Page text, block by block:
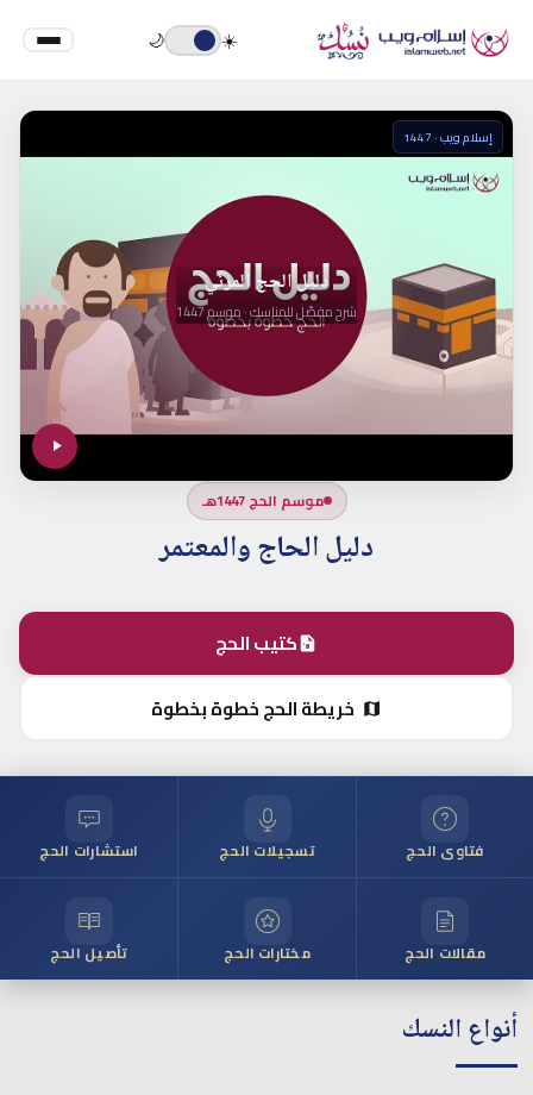
☀️
🌙
موسم الحج 1447هـ
دليل الحاج والمعتمر
دليل الحج المرئي
شرح مفصّل للمناسك · موسم 1447
إسلام ويب · 1447
كتيب الحج
خريطة الحج خطوة بخطوة
فتاوى الحج تسجيلات الحج استشارات الحج
مقالات الحج مختارات الحج تأصيل الحج
أنواع النسك